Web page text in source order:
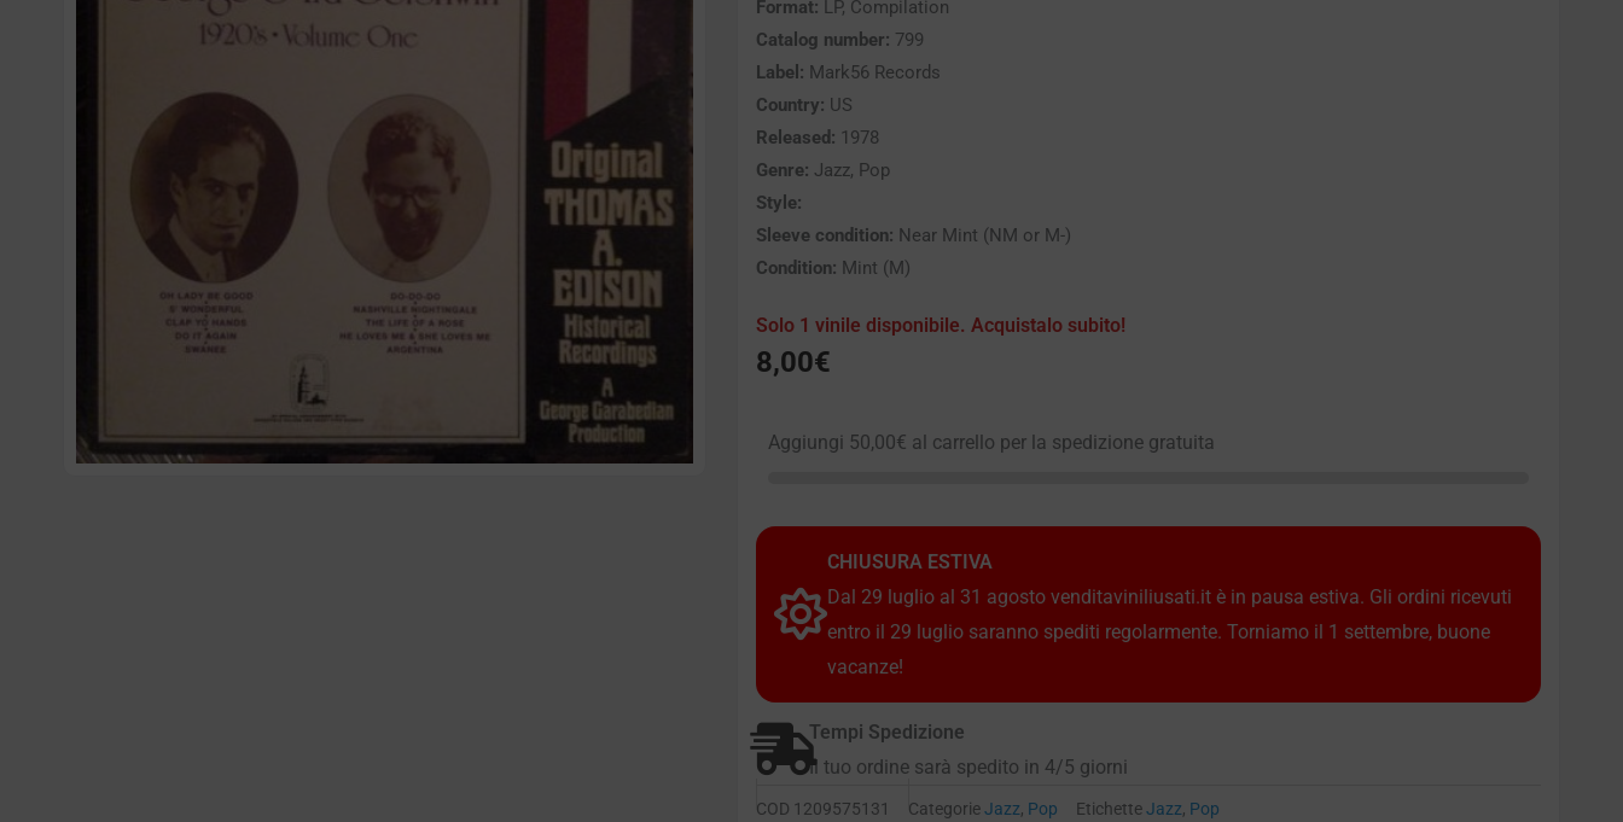
Format: LP, Compilation
Catalog number: 799
Label: Mark56 Records
Country: US
Released: 1978
Genre: Jazz, Pop
Style:
Sleeve condition: Near Mint (NM or M-)
Condition: Mint (M)
Solo 1 vinile disponibile. Acquistalo subito!
8,00€
Aggiungi 50,00€ al carrello per la spedizione gratuita
CHIUSURA ESTIVA
Dal 29 luglio al 31 agosto venditaviniliusati.it è in pausa estiva. Gli ordini ricevuti
entro il 29 luglio saranno spediti regolarmente. Torniamo il 1 settembre, buone
vacanze!
Tempi Spedizione
Il tuo ordine sarà spedito in 4/5 giorni
COD 1209575131 CategorieJazz, Pop EtichetteJazz, Pop